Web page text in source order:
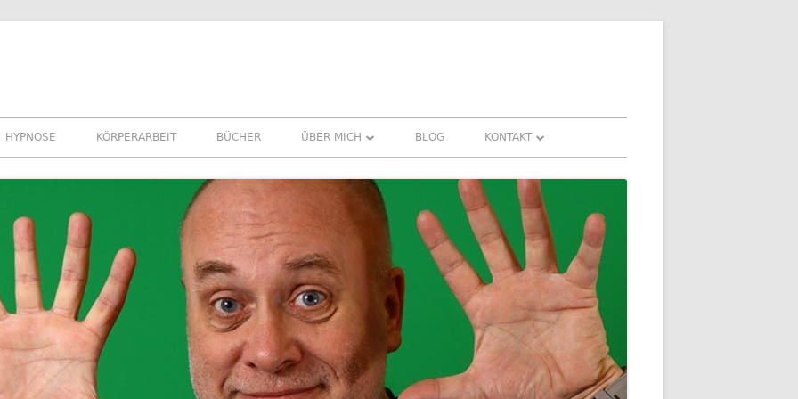
HYPNOSE KÖRPERARBEIT BÜCHER ÜBER MICH
REFERENZEN ERFAHRUNGEN UND
NEWSLETTER
BLOG KONTAKT
DOWNLOADS
FAQ
DATENSCHUTZ
IMPRESSUM